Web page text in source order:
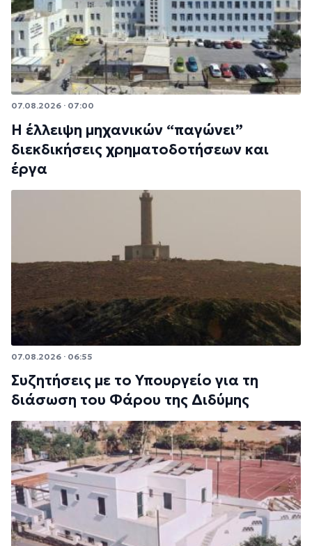
07.08.2026 · 07:00
Η έλλειψη μηχανικών “παγώνει”
διεκδικήσεις χρηματοδοτήσεων και
έργα
07.08.2026 · 06:55
Συζητήσεις με το Υπουργείο για τη
διάσωση του Φάρου της Διδύμης